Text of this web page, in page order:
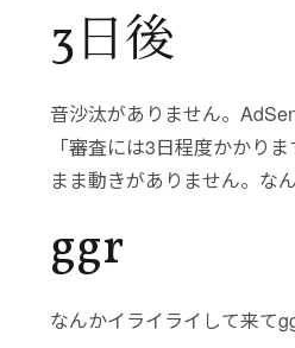
3日後
音沙汰がありません。
「審査には3日程度かかり
まま動きがありません。な
ggr
なんかイライライして来て